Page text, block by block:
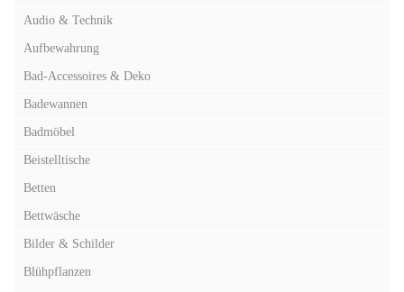
Audio & Technik
Aufbewahrung
Bad-Accessoires & Deko
Badewannen
Badmöbel
Beistelltische
Betten
Bettwäsche
Bilder & Schilder
Blühpflanzen